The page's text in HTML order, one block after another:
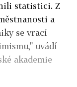
statistici. Z
a
se vrací
uvádí
akademie